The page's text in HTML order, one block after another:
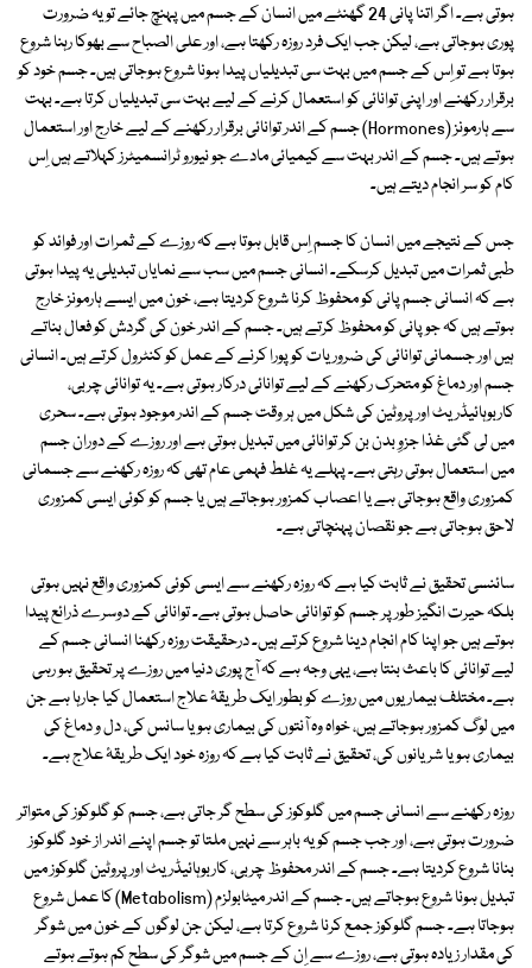
ہوتی ہے۔ اگر اتنا پانی 24 گھنٹے میں انسان کے جسم میں پہنچ جائے تو یہ ضرورت
پوری ہوجاتی ہے، لیکن جب ایک فرد روزہ رکھتا ہے، اور علی الصباح سے بھوکا رہنا شروع
ہوتا ہے تو اِس کے جسم میں بہت سی تبدیلیاں پیدا ہونا شروع ہوجاتی ہیں۔ جسم خود کو
برقرار رکھنے اور اپنی توانائی کو استعمال کرنے کے لیے بہت سی تبدیلیاں کرتا ہے۔ بہت
سے ہارمونز (Hormones) جسم کے اندر توانائی برقرار رکھنے کے لیے خارج اور استعمال
ہوتے ہیں۔ جسم کے اندر بہت سے کیمیائی مادے جو نیورو ٹرانسمیٹرز کہلاتے ہیں اِس
کام کو سر انجام دیتے ہیں۔
جس کے نتیجے میں انسان کا جسم اِس قابل ہوتا ہے کہ روزے کے ثمرات اور فوائد کو
طبی ثمرات میں تبدیل کرسکے۔ انسانی جسم میں سب سے نمایاں تبدیلی یہ پیدا ہوتی
ہے کہ انسانی جسم پانی کو محفوظ کرنا شروع کردیتا ہے، خون میں ایسے ہارمونز خارج
ہوتے ہیں کہ جو پانی کو محفوظ کرتے ہیں۔ جسم کے اندر خون کی گردش کو فعال بناتے
ہیں اور جسمانی توانائی کی ضروریات کو پورا کرنے کے عمل کو کنٹرول کرتے ہیں۔ انسانی
جسم اور دماغ کو متحرک رکھنے کے لیے توانائی درکار ہوتی ہے۔ یہ توانائی چربی،
کاربوہائیڈریٹ اور پروٹین کی شکل میں ہر وقت جسم کے اندر موجود ہوتی ہے۔ سحری
میں لی گئی غذا جزوِ بدن بن کر توانائی میں تبدیل ہوتی ہے اور روزے کے دوران جسم
میں استعمال ہوتی رہتی ہے۔ پہلے یہ غلط فہمی عام تھی کہ روزہ رکھنے سے جسمانی
کمزوری واقع ہوجاتی ہے یا اعصاب کمزور ہوجاتے ہیں یا جسم کو کوئی ایسی کمزوری
لاحق ہوجاتی ہے جو نقصان پہنچاتی ہے۔
سائنسی تحقیق نے ثابت کیا ہے کہ روزہ رکھنے سے ایسی کوئی کمزوری واقع نہیں ہوتی
بلکہ حیرت انگیز طور پر جسم کو توانائی حاصل ہوتی ہے۔ توانائی کے دوسرے ذرائع پیدا
ہوتے ہیں جو اپنا کام انجام دینا شروع کرتے ہیں۔ درحقیقت روزہ رکھنا انسانی جسم کے
لیے توانائی کا باعث بنتا ہے، یہی وجہ ہے کہ آج پوری دنیا میں روزے پر تحقیق ہو رہی
ہے۔ مختلف بیماریوں میں روزے کو بطور ایک طریقۂ علاج استعمال کیا جارہا ہے جن
میں لوگ کمزور ہوجاتے ہیں، خواہ وہ آنتوں کی بیماری ہو یا سانس کی، دل و دماغ کی
بیماری ہو یا شریانوں کی، تحقیق نے ثابت کیا ہے کہ روزہ خود ایک طریقۂ علاج ہے۔
روزہ رکھنے سے انسانی جسم میں گلوکوز کی سطح گر جاتی ہے، جسم کو گلوکوز کی متواتر
ضرورت ہوتی ہے، اور جب جسم کو یہ باہر سے نہیں ملتا تو جسم اپنے اندر از خود گلوکوز
بنانا شروع کردیتا ہے۔ جسم کے اندر محفوظ چربی، کاربوہائیڈریٹ اور پروٹین گلوکوز میں
تبدیل ہونا شروع ہوجاتے ہیں۔ جسم کے اندر میٹابولزم (Metabolism) کا عمل شروع
ہوجاتا ہے۔ جسم گلوکوز جمع کرنا شروع کرتا ہے، لیکن جن لوگوں کے خون میں شوگر
کی مقدار زیادہ ہوتی ہے، روزے سے اِن کے جسم میں شوگر کی سطح کم ہوتے ہوتے